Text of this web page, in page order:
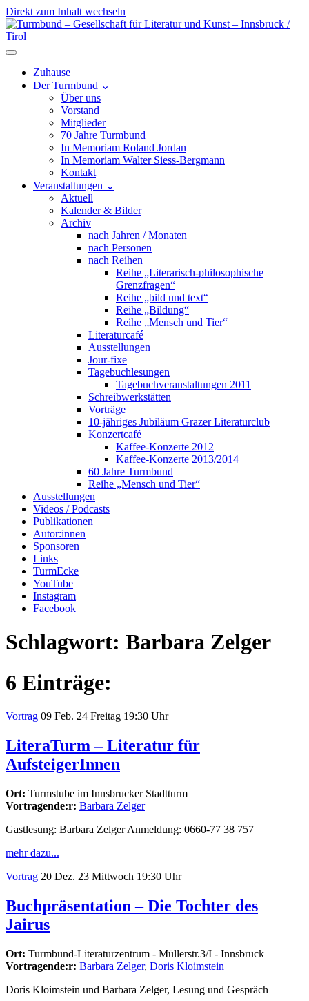
Direkt zum Inhalt wechseln
Hauptnavigation
Zuhause
Der Turmbund ⌄
Über uns
Vorstand
Mitglieder
70 Jahre Turmbund
In Memoriam Roland Jordan
In Memoriam Walter Siess-Bergmann
Kontakt
Veranstaltungen ⌄
Aktuell
Kalender & Bilder
Archiv
nach Jahren / Monaten
nach Personen
nach Reihen
Reihe „Literarisch-philosophische
Grenzfragen“
Reihe „bild und text“
Reihe „Bildung“
Reihe „Mensch und Tier“
Literaturcafé
Ausstellungen
Jour-fixe
Tagebuchlesungen
Tagebuchveranstaltungen 2011
Schreibwerkstätten
Vorträge
10-jähriges Jubiläum Grazer Literaturclub
Konzertcafé
Kaffee-Konzerte 2012
Kaffee-Konzerte 2013/2014
60 Jahre Turmbund
Reihe „Mensch und Tier“
Ausstellungen
Videos / Podcasts
Publikationen
Autor:innen
Sponsoren
Links
TurmEcke
YouTube
Instagram
Facebook
Schlagwort: Barbara Zelger
6 Einträge:
Vortrag 09 Feb. 24 Freitag 19:30 Uhr
LiteraTurm – Literatur für
AufsteigerInnen
Ort: Turmstube im Innsbrucker Stadtturm
Vortragende:r: Barbara Zelger
Gastlesung: Barbara Zelger Anmeldung: 0660-77 38 757
mehr dazu...
Vortrag 20 Dez. 23 Mittwoch 19:30 Uhr
Buchpräsentation – Die Tochter des
Jairus
Ort: Turmbund-Literaturzentrum - Müllerstr.3/I - Innsbruck
Vortragende:r: Barbara Zelger, Doris Kloimstein
Doris Kloimstein und Barbara Zelger, Lesung und Gespräch